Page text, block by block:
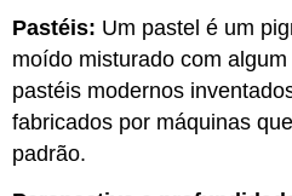
Pastéis: Um pastel é um
moído misturado com
pastéis modernos
fabricados por máquinas
padrão.